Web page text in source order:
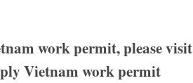
work permit, please visit
Vietnam work permit